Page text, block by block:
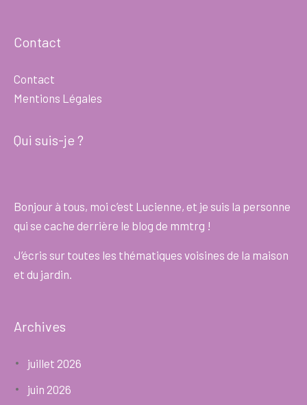
Contact
Contact
Mentions Légales
Qui suis-je ?
Bonjour à tous, moi c’est Lucienne, et je suis la personne
qui se cache derrière le blog de mmtrg !
J’écris sur toutes les thématiques voisines de la maison
et du jardin.
Archives
juillet 2026
juin 2026